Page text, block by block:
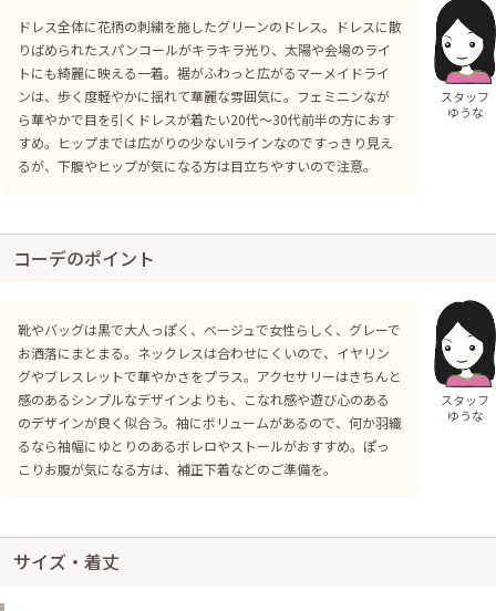
ドレス全体に花柄の刺繍を施したグリーンのドレス。ドレスに散
りばめられたスパンコールがキラキラ光り、太陽や会場のライ
トにも綺麗に映える一着。裾がふわっと広がるマーメイドライ
ンは、歩く度軽やかに揺れて華麗な雰囲気に。フェミニンなが
ら華やかで目を引くドレスが着たい20代〜30代前半の方におす
すめ。ヒップまでは広がりの少ないIラインなのですっきり見え
るが、下腹やヒップが気になる方は目立ちやすいので注意。
スタッフ
ゆうな
コーデのポイント
靴やバッグは黒で大人っぽく、ベージュで女性らしく、グレーで
お洒落にまとまる。ネックレスは合わせにくいので、イヤリン
グやブレスレットで華やかさをプラス。アクセサリーはきちんと
感のあるシンプルなデザインよりも、こなれ感や遊び心のある
のデザインが良く似合う。袖にボリュームがあるので、何か羽織
るなら袖幅にゆとりのあるボレロやストールがおすすめ。ぽっ
こりお腹が気になる方は、補正下着などのご準備を。
スタッフ
ゆうな
サイズ・着丈